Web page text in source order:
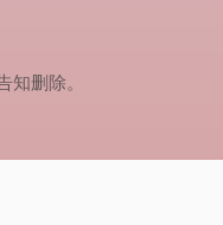
删除。